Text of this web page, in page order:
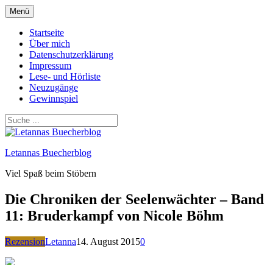
Zum
Inhalt
springen
Menü
Startseite
Über mich
Datenschutzerklärung
Impressum
Lese- und Hörliste
Neuzugänge
Gewinnspiel
Letannas Buecherblog
Viel Spaß beim Stöbern
Die Chroniken der Seelenwächter – Band
11: Bruderkampf von Nicole Böhm
RezensionLetanna14. August 20150